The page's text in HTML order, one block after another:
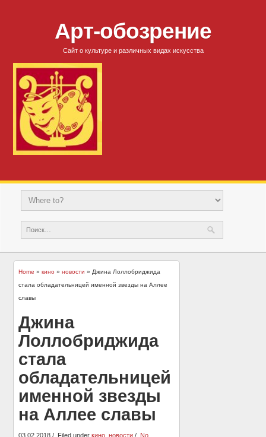
Арт-обозрение
Сайт о культуре и различных видах искусства
Home »кино »новости » Джина Лоллобриджида
стала обладательницей именной звезды на Аллее
славы
Джина
Лоллобриджида
стала
обладательницей
именной звезды
на Аллее славы
03.02.2018 Filed underкино ,новости
No